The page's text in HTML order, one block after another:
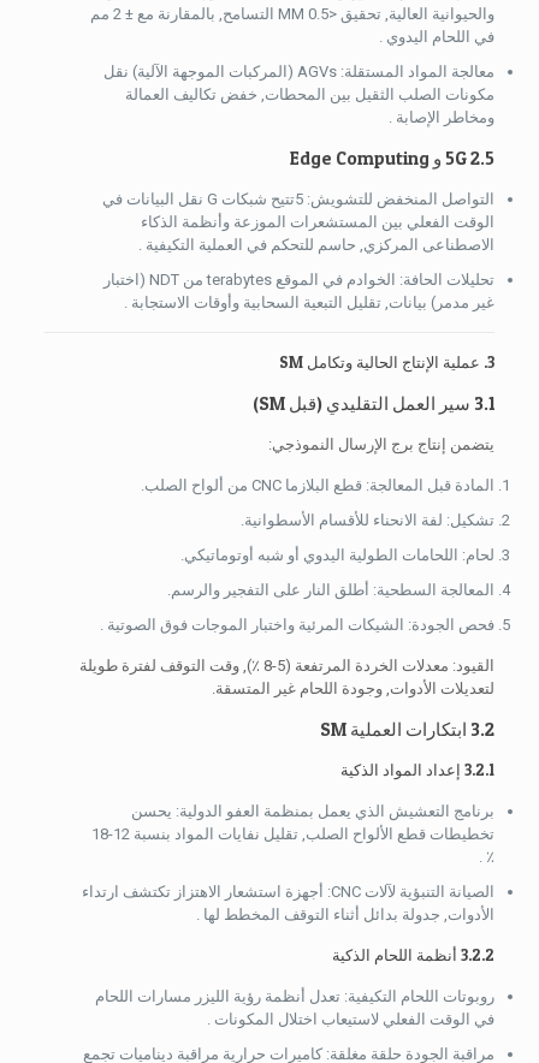
والحيوانية العالية, تحقيق <0.5 MM التسامح, بالمقارنة مع ± 2 مم
في اللحام اليدوي .
معالجة المواد المستقلة: AGVs (المركبات الموجهة الآلية) نقل
مكونات الصلب الثقيل بين المحطات, خفض تكاليف العمالة
ومخاطر الإصابة .
2.5 5G و Edge Computing
التواصل المنخفض للتشويش: 5تتيح شبكات G نقل البيانات في
الوقت الفعلي بين المستشعرات الموزعة وأنظمة الذكاء
الاصطناعى المركزي, حاسم للتحكم في العملية التكيفية .
تحليلات الحافة: الخوادم في الموقع terabytes من NDT (اختبار
غير مدمر) بيانات, تقليل التبعية السحابية وأوقات الاستجابة .
3. عملية الإنتاج الحالية وتكامل SM
3.1 سير العمل التقليدي (قبل SM)
يتضمن إنتاج برج الإرسال النموذجي:
المادة قبل المعالجة: قطع البلازما CNC من ألواح الصلب.
تشكيل: لفة الانحناء للأقسام الأسطوانية.
لحام: اللحامات الطولية اليدوي أو شبه أوتوماتيكي.
المعالجة السطحية: أطلق النار على التفجير والرسم.
فحص الجودة: الشيكات المرئية واختبار الموجات فوق الصوتية .
القيود: معدلات الخردة المرتفعة (5-8 ٪), وقت التوقف لفترة طويلة
لتعديلات الأدوات, وجودة اللحام غير المتسقة.
3.2 ابتكارات العملية SM
3.2.1 إعداد المواد الذكية
برنامج التعشيش الذي يعمل بمنظمة العفو الدولية: يحسن
تخطيطات قطع الألواح الصلب, تقليل نفايات المواد بنسبة 12-18
٪ .
الصيانة التنبؤية لآلات CNC: أجهزة استشعار الاهتزاز تكتشف ارتداء
الأدوات, جدولة بدائل أثناء التوقف المخطط لها .
3.2.2 أنظمة اللحام الذكية
روبوتات اللحام التكيفية: تعدل أنظمة رؤية الليزر مسارات اللحام
في الوقت الفعلي لاستيعاب اختلال المكونات .
مراقبة الجودة حلقة مغلقة: كاميرات حرارية مراقبة ديناميات تجمع